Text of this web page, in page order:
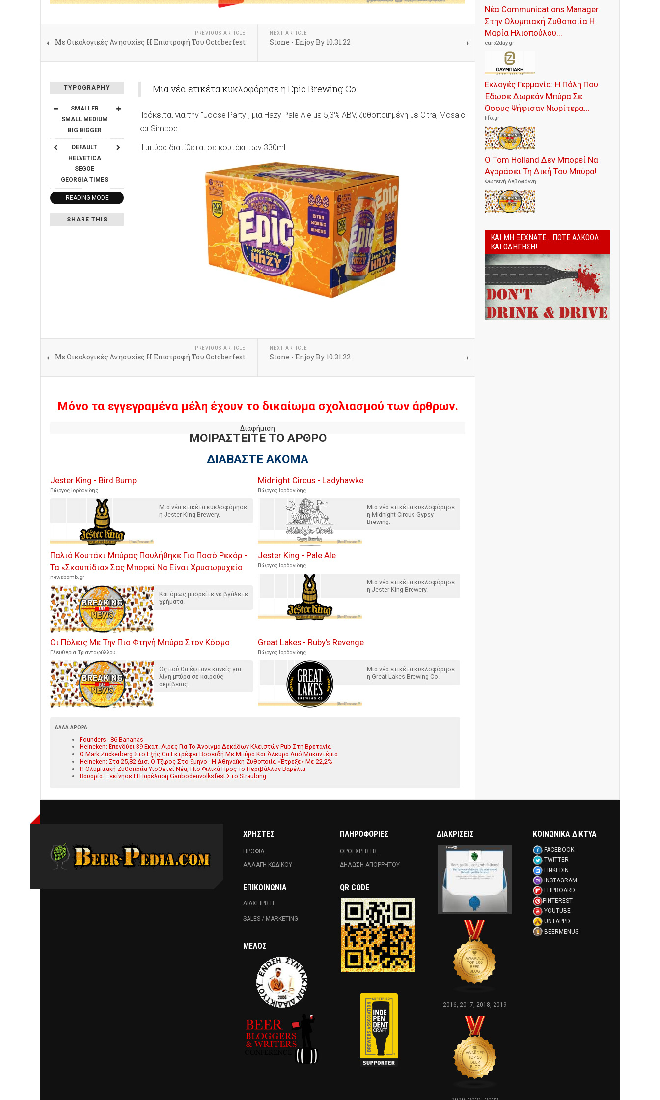
PREVIOUS ARTICLE
Με Οικολογικές Ανησυχίες Η Επιστροφή Του Octoberfest
NEXT ARTICLE
Stone - Enjoy By 10.31.22
TYPOGRAPHY
SMALLER
SMALL MEDIUM
BIG BIGGER
DEFAULT
HELVETICA
SEGOE
GEORGIA TIMES
READING MODE
SHARE THIS
Μια νέα ετικέτα κυκλοφόρησε η Epic Brewing Co.
Πρόκειται για την "Joose Party", μια Hazy Pale Ale με 5,3% ABV, ζυθοποιημένη με Citra, Mosaic
και Simcoe.
Η μπύρα διατίθεται σε κουτάκι των 330ml.
PREVIOUS ARTICLE
Με Οικολογικές Ανησυχίες Η Επιστροφή Του Octoberfest
NEXT ARTICLE
Stone - Enjoy By 10.31.22
Μόνο τα εγγεγραμένα μέλη έχουν το δικαίωμα σχολιασμού των άρθρων.
Διαφήμιση
ΜΟΙΡΑΣΤΕΙΤΕ ΤΟ ΑΡΘΡΟ
ΔΙΑΒΑΣΤΕ ΑΚΟΜΑ
Jester King - Bird Bump
Γιώργος Ιορδανίδης
Μια νέα ετικέτα κυκλοφόρησε
η Jester King Brewery.
Midnight Circus - Ladyhawke
Γιώργος Ιορδανίδης
Μια νέα ετικέτα κυκλοφόρησε
η Midnight Circus Gypsy
Brewing.
Παλιό Κουτάκι Μπύρας Πουλήθηκε Για Ποσό Ρεκόρ -
Τα «Σκουπίδια» Σας Μπορεί Να Είναι Χρυσωρυχείο
newsbomb.gr
Και όμως μπορείτε να βγάλετε
χρήματα.
Jester King - Pale Ale
Γιώργος Ιορδανίδης
Μια νέα ετικέτα κυκλοφόρησε
η Jester King Brewery.
Οι Πόλεις Με Την Πιο Φτηνή Μπύρα Στον Κόσμο
Ελευθερία Τριανταφύλλου
Ως πού θα έφτανε κανείς για
λίγη μπύρα σε καιρούς
ακρίβειας.
Great Lakes - Ruby's Revenge
Γιώργος Ιορδανίδης
Μια νέα ετικέτα κυκλοφόρησε
η Great Lakes Brewing Co.
ΆΛΛΑ ΆΡΘΡΑ
Founders - 86 Bananas
Heineken: Επενδύει 39 Εκατ. Λίρες Για Το Άνοιγμα Δεκάδων Κλειστών Pub Στη Βρετανία
Ο Mark Zuckerberg Στο Εξής Θα Εκτρέφει Βοοειδή Με Μπύρα Και Άλευρα Από Μακαντέμια
Heineken: Στα 25,82 Δισ. Ο Τζίρος Στο 9μηνο - Η Αθηναϊκή Ζυθοποιία «Έτρεξε» Με 22,2%
Η Ολυμπιακή Ζυθοποιία Υιοθετεί Νέα, Πιο Φιλικά Προς Το Περιβάλλον Βαρέλια
Βαυαρία: Ξεκίνησε Η Παρέλαση Gäubodenvolksfest Στο Straubing
Νέα Communications Manager
Στην Ολυμπιακή Ζυθοποιία Η
Μαρία Ηλιοπούλου...
euro2day.gr
Εκλογές Γερμανία: Η Πόλη Που
Έδωσε Δωρεάν Μπύρα Σε
Όσους Ψήφισαν Νωρίτερα...
lifo.gr
Ο Tom Holland Δεν Μπορεί Να
Αγοράσει Τη Δική Του Μπύρα!
Φωτεινή Λεβογιάννη
ΚΑΙ ΜΗ ΞΕΧΝΆΤΕ... ΠΟΤΈ ΑΛΚΟΌΛ
ΚΑΙ ΟΔΉΓΗΣΗ!
ΧΡΗΣΤΕΣ
ΠΡΟΦΙΛ
ΑΛΛΑΓΗ ΚΩΔΙΚΟΥ
ΕΠΙΚΟΙΝΩΝΊΑ
ΔΙΑΧΕΙΡΙΣΗ
SALES / MARKETING
ΜΈΛΟΣ
ΠΛΗΡΟΦΟΡΙΕΣ
ΟΡΟΙ ΧΡΗΣΗΣ
ΔΗΛΩΣΗ ΑΠΟΡΡΗΤΟΥ
QR CODE
ΔΙΑΚΡΊΣΕΙΣ
2016, 2017, 2018, 2019
ΚΟΙΝΩΝΙΚΑ ΔΙΚΤΥΑ
FACEBOOK
TWITTER
LINKEDIN
INSTAGRAM
FLIPBOARD
PINTEREST
YOUTUBE
UNTAPPD
BEERMENUS